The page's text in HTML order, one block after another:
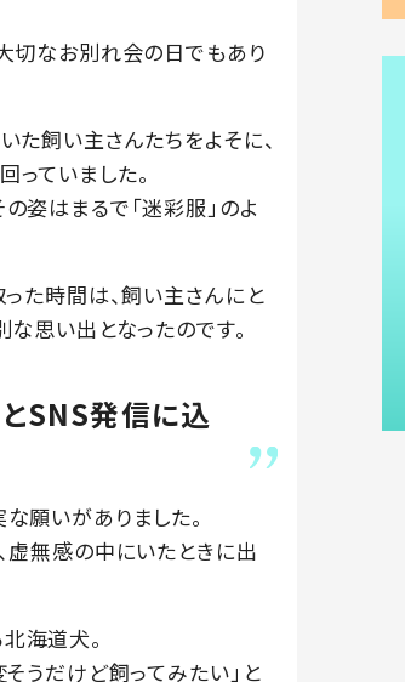
切なお別れ会の日でもあり
た飼い主さんたちをよそに、
ていました。
姿はまるで「迷彩服」のよ
た時間は、飼い主さんにと
思い出となったのです。
SNS発信に込
願いがありました。
虚無感の中にいたときに出
海道犬。
うだけど飼ってみたい」と